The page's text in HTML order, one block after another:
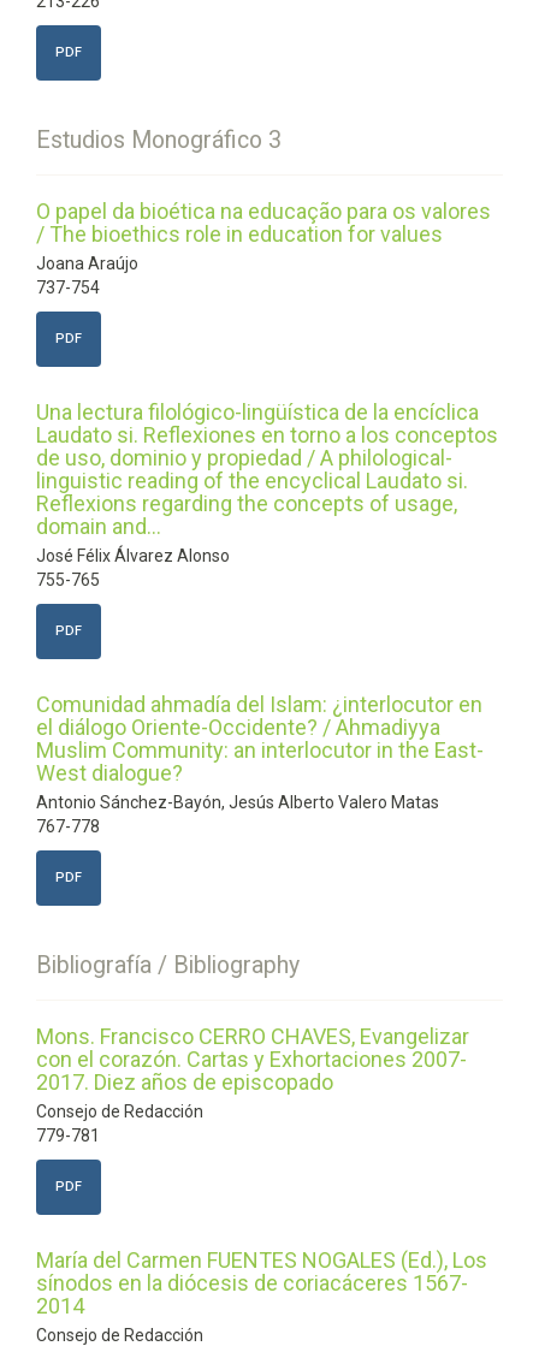
PDF
Estudios Monográfico 3
O papel da bioética na educação para os valores
/ The bioethics role in education for values
Joana Araújo
737-754
PDF
Una lectura filológico-lingüística de la encíclica
Laudato si. Reflexiones en torno a los conceptos
de uso, dominio y propiedad / A philological-
linguistic reading of the encyclical Laudato si.
Reflexions regarding the concepts of usage,
domain and...
José Félix Álvarez Alonso
755-765
PDF
Comunidad ahmadía del Islam: ¿interlocutor en
el diálogo Oriente-Occidente? / Ahmadiyya
Muslim Community: an interlocutor in the East-
West dialogue?
Antonio Sánchez-Bayón, Jesús Alberto Valero Matas
767-778
PDF
Bibliografía / Bibliography
Mons. Francisco CERRO CHAVES, Evangelizar
con el corazón. Cartas y Exhortaciones 2007-
2017. Diez años de episcopado
Consejo de Redacción
779-781
PDF
María del Carmen FUENTES NOGALES (Ed.), Los
sínodos en la diócesis de coriacáceres 1567-
2014
Consejo de Redacción